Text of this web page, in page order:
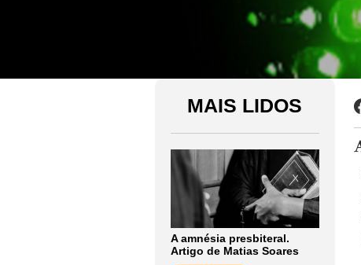
MAIS LIDOS
A amnésia presbiteral.
Artigo de Matias Soares